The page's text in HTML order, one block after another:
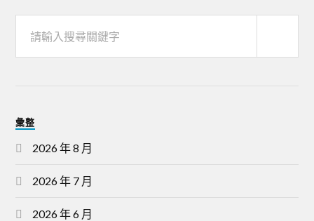
彙整
2026 年 8 月
2026 年 7 月
2026 年 6 月